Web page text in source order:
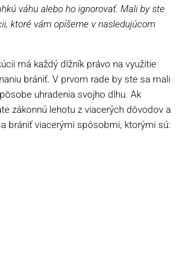
váhu alebo ho ignorovať. Mali by ste
ktoré vám opíšeme v nasledujúcom
má každý dlžník právo na využitie
brániť. V prvom rade by ste sa mali
uhradenia svojho dlhu. Ak
zákonnú lehotu z viacerých dôvodov a
brániť viacerými spôsobmi, ktorými sú: